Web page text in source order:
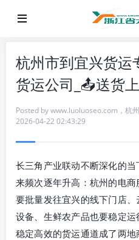
杭州市到宜兴货运
货运公司_📤送货
Posted bywww.luoluoseo.com ， 杭
2026-04-22 02:43:29
长三角产业联动不断深化的
来频次逐年升高：杭州的电
要批量发往宜兴的线下门店
设备、生鲜农产品也要稳定运
稳定高效的货运通道成了两